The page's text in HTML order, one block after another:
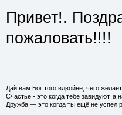
Привет!.
пожаловать!!!!
Дай вам Бог того вдвойне, чего
Счастье - это когда тебе завидуют, а
Дружба — это когда ты ещё не успел